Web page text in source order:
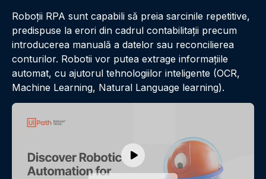
Roboții RPA sunt capabili să preia sarcinile repetitive,
predispuse la erori din cadrul contabilitaţii precum
introducerea manuală a datelor sau reconcilierea
conturilor. Robotii vor putea extrage informaţiile
automat, cu ajutorul tehnologiilor inteligente (OCR,
Machine Learning, Natural Language learning).